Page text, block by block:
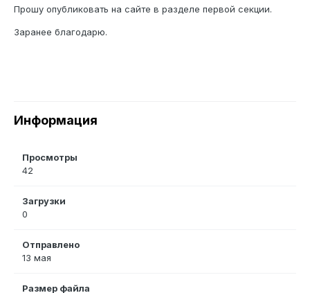
Прошу опубликовать на сайте в разделе первой секции.
Заранее благодарю.
Информация
Просмотры
42
Загрузки
0
Отправлено
13 мая
Размер файла